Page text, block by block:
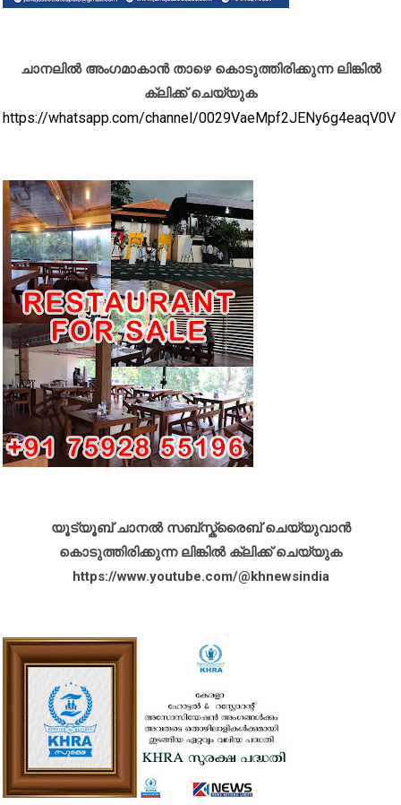
ചാനലിൽ അംഗമാകാൻ താഴെ കൊടുത്തിരിക്കുന്ന ലിങ്കിൽ
ക്ലിക്ക് ചെയ്യുക
https://whatsapp.com/channel/0029VaeMpf2JENy6g4eaqV0V
യൂട്യൂബ് ചാനൽ സബ്സ്ക്രൈബ് ചെയ്യുവാൻ
കൊടുത്തിരിക്കുന്ന ലിങ്കിൽ ക്ലിക്ക് ചെയ്യുക
https://www.youtube.com/@khnewsindia